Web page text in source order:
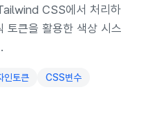
CSS에서 처리하
토큰을 활용한 색상 시스
인토큰
CSS변수